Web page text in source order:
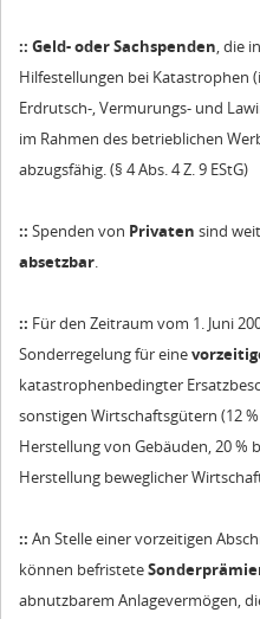
:: Geld- oder Sachspenden, die
Hilfestellungen bei Katastrophen
Erdrutsch-, Vermurungs- und
im Rahmen des betrieblichen
abzugsfähig. (§ 4 Abs. 4 Z. 9 EStG)
:: Spenden von Privaten sind
absetzbar.
:: Für den Zeitraum vom 1. Juni
Sonderregelung für eine
katastrophenbedingter
sonstigen Wirtschaftsgütern (12
Herstellung von Gebäuden, 20 %
Herstellung beweglicher
:: An Stelle einer vorzeitigen
können befristete
abnutzbarem Anlagevermögen,